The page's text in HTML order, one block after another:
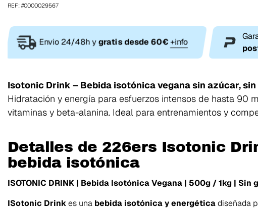
REF: #0000029567
Envio 24/48h ygratis desde 60€ +info
Isotonic Drink – Bebida isotónica vegana sin azúcar,
Hidratación y energía para esfuerzos intensos de hasta 90
vitaminas y beta-alanina. Ideal para entrenamientos y
Detalles de 226ers Isotonic
bebida isotónica
ISOTONIC DRINK | Bebida Isotónica Vegana | 500g / 1kg |
ISotonic Drinkes una bebida isotónica y energéticadiseñada